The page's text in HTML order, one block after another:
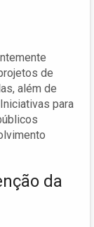
de
além de
para
da